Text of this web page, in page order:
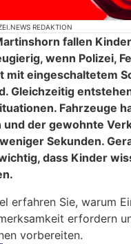
REDAKTION
fallen
wenn Polizei,
mit eingeschaltetem
Gleichzeitig
Fahrzeuge
und der gewohnte
Sekunden.
dass Kinder
erfahren Sie, warum
erfordern
vorbereiten.